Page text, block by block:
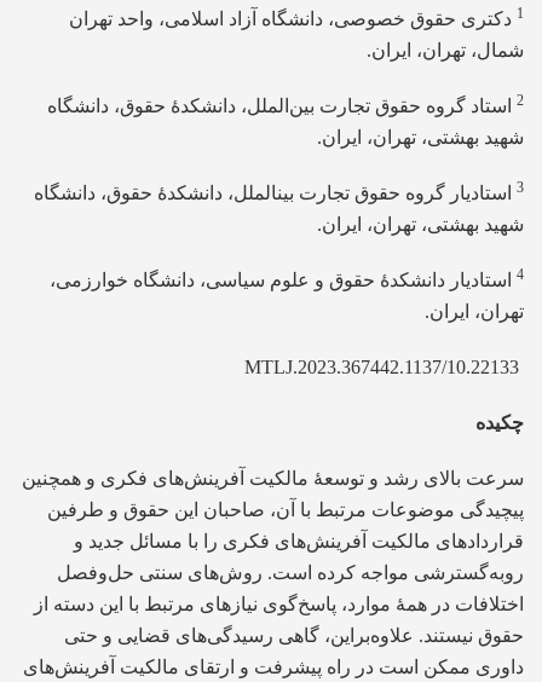
1 دکتری حقوق خصوصی، دانشگاه آزاد اسلامی، واحد تهران
شمال، تهران، ایران.
2
استاد گروه حقوق تجارت بین‌الملل، دانشکدۀ حقوق، دانشگاه
شهید بهشتی، تهران، ایران.
3
استادیار گروه حقوق تجارت بینالملل، دانشکدۀ حقوق، دانشگاه
شهید بهشتی، تهران، ایران.
4
استادیار دانشکدۀ حقوق و علوم سیاسی، دانشگاه خوارزمی،
تهران، ایران.
چکیده
سرعت بالای رشد و توسعۀ مالکیت آفرینش‌های فکری و همچنین
پیچیدگی موضوعات مرتبط با آن، صاحبان این حقوق و طرفین
قراردادهای مالکیت آفرینش‌های فکری را با مسائل جدید و
روبه‌گسترشی مواجه کرده است. روش‌های سنتی حل‌وفصل
اختلافات در همۀ موارد، پاسخ‌گوی نیازهای مرتبط با این دسته از
حقوق نیستند. علاوه‌براین، گاهی رسیدگی‌های قضایی و حتی
داوری ممکن است در راه پیشرفت و ارتقای مالکیت آفرینش‌های